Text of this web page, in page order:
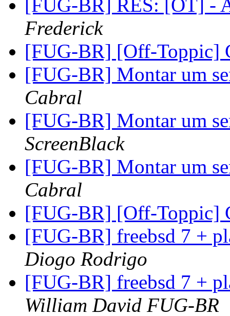
[FUG-BR] RES: [OT] -
Frederick
[FUG-BR] [Off-Toppic]
[FUG-BR] Montar um
Cabral
[FUG-BR] Montar um
ScreenBlack
[FUG-BR] Montar um
Cabral
[FUG-BR] [Off-Toppic]
[FUG-BR] freebsd 7 +
Diogo Rodrigo
[FUG-BR] freebsd 7 +
William David FUG-BR